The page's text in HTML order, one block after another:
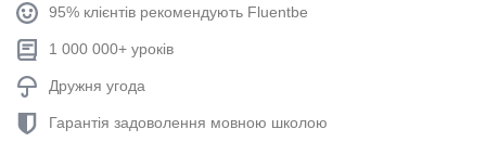
95% клієнтів рекомендують Fluentbe
1 000 000+ уроків
Дружня угода
Гарантія задоволення мовною школою